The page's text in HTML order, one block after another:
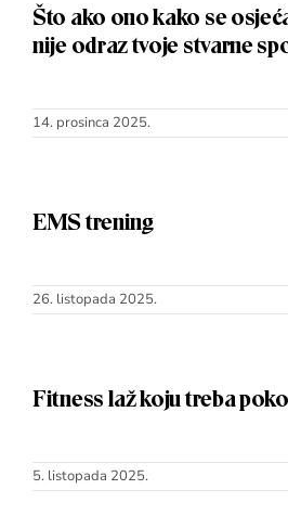
Košarica
Što ako ono kako se
nije odraz tvoje stvarne
14. prosinca 2025.
EMS trening
26. listopada 2025.
Fitness laž koju treba
5. listopada 2025.